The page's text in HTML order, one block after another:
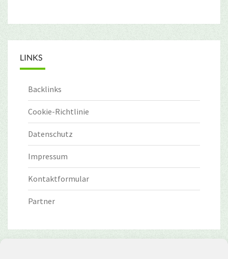
LINKS
Backlinks
Cookie-Richtlinie
Datenschutz
Impressum
Kontaktformular
Partner